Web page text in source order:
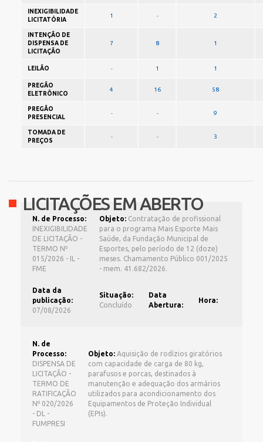
INEXIGIBILIDADE
LICITATÓRIA
1 - 2
INTENÇÃO DE
DISPENSA DE
LICITAÇÃO
7 8 1
LEILÃO - 1 1
PREGÃO
ELETRÔNICO
4 16 58
PREGÃO
PRESENCIAL
- - 9
TOMADA DE
PREÇOS
- - 3
LICITAÇÕES EM ABERTO
N. de Processo:
INEXIGIBILIDADE
DE LICITAÇÃO -
TERMO Nº
015/2026 - IL -
FME
Objeto: Contratação de profissional
para o programa Mais Esporte Mais
Saúde, da Fundação Municipal de
Esportes, pelo período de 12 (doze)
meses. Chamamento Público 001/2025
- mem. 41.682/2026.
Data da
publicação:
07/08/2026
Situação:
Concluído
Data
Abertura:
Hora:
N. de
Processo:
DISPENSA DE
LICITAÇÃO -
TERMO DE
RATIFICAÇÃO
Nº 020/2026
- DL -
FUMPRESI
Objeto: Aquisição de rodízios giratórios
com capacidade de carga de 80 kg,
parafusos e porcas, destinados à
manutenção e adequação dos armários
utilizados para acondicionamento dos
Equipamentos de Proteção Individual
(EPIs).